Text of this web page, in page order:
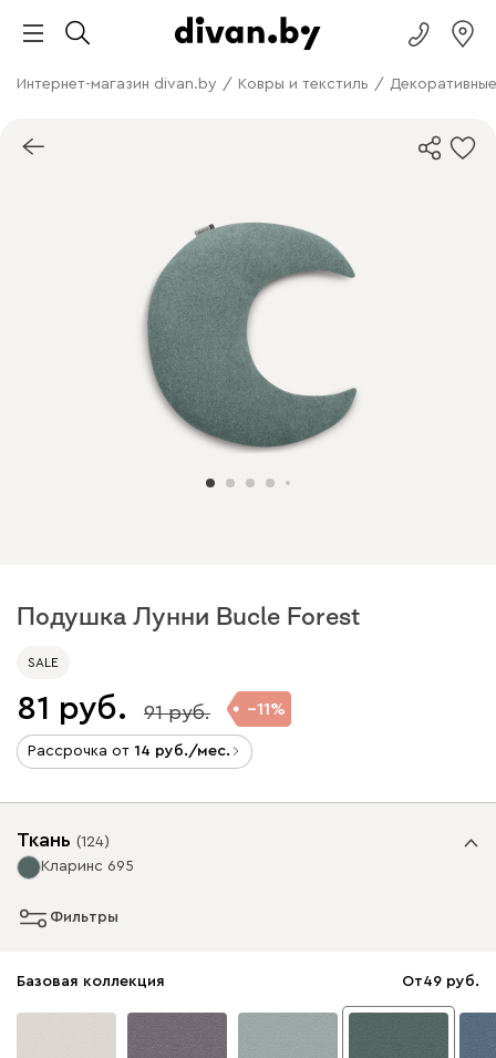
Интернет-магазин divan.by / Ковры и текстиль /
Подушка Лунни Bucle Forest
SALE
81 91 11
Рассрочка от 14 /мес.
Ткань (124)
Кларинс 695
Фильтры
Базовая коллекция От49